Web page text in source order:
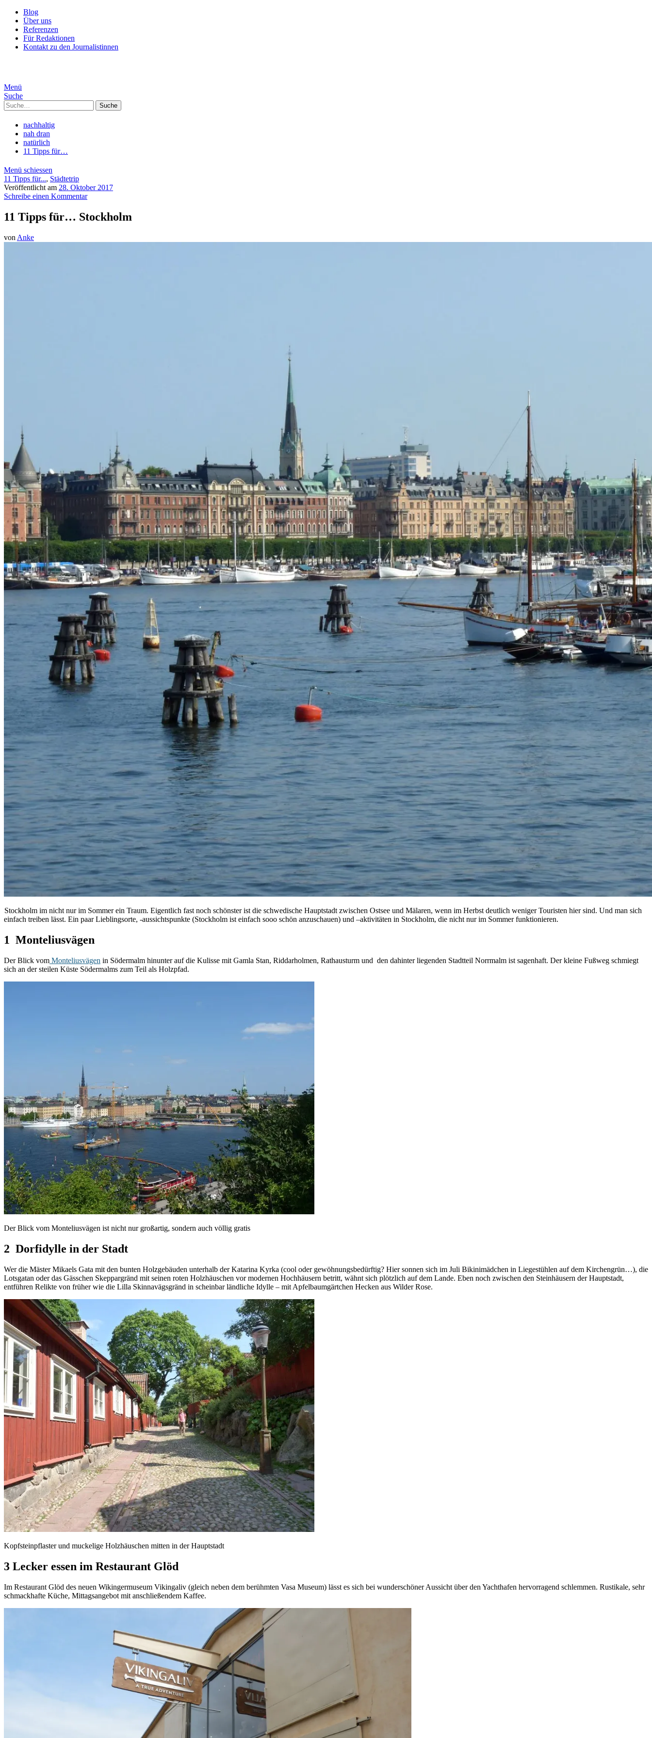
Blog
Über uns
Referenzen
Für Redaktionen
Kontakt zu den Journalistinnen
Menü
Suche
Suche
nachhaltig
nah dran
natürlich
11 Tipps für…
Menü schiessen
11 Tipps für..., Städtetrip
Veröffentlicht am 28. Oktober 2017
Schreibe einen Kommentar
11 Tipps für… Stockholm
von Anke
Stockholm im nicht nur im Sommer ein Traum. Eigentlich fast noch schönster ist die schwedische Hauptstadt zwischen Ostsee und Mälaren, wenn im Herbst deutlich weniger Touristen hier sind. Und man sich
einfach treiben lässt. Ein paar Lieblingsorte, -aussichtspunkte (Stockholm ist einfach sooo schön anzuschauen) und –aktivitäten in Stockholm, die nicht nur im Sommer funktionieren.
1 Monteliusvägen
Der Blick vom Monteliusvägen in Södermalm hinunter auf die Kulisse mit Gamla Stan, Riddarholmen, Rathausturm und den dahinter liegenden Stadtteil Norrmalm ist sagenhaft. Der kleine Fußweg schmiegt
sich an der steilen Küste Södermalms zum Teil als Holzpfad.
Der Blick vom Monteliusvägen ist nicht nur großartig, sondern auch völlig gratis
2 Dorfidylle in der Stadt
Wer die Mäster Mikaels Gata mit den bunten Holzgebäuden unterhalb der Katarina Kyrka (cool oder gewöhnungsbedürftig? Hier sonnen sich im Juli Bikinimädchen in Liegestühlen auf dem Kirchengrün…), die
Lotsgatan oder das Gässchen Skeppargränd mit seinen roten Holzhäuschen vor modernen Hochhäusern betritt, wähnt sich plötzlich auf dem Lande. Eben noch zwischen den Steinhäusern der Hauptstadt,
entführen Relikte von früher wie die Lilla Skinnavägsgränd in scheinbar ländliche Idylle – mit Apfelbaumgärtchen Hecken aus Wilder Rose.
Kopfsteinpflaster und muckelige Holzhäuschen mitten in der Hauptstadt
3 Lecker essen im Restaurant Glöd
Im Restaurant Glöd des neuen Wikingermuseum Vikingaliv (gleich neben dem berühmten Vasa Museum) lässt es sich bei wunderschöner Aussicht über den Yachthafen hervorragend schlemmen. Rustikale, sehr
schmackhafte Küche, Mittagsangebot mit anschließendem Kaffee.